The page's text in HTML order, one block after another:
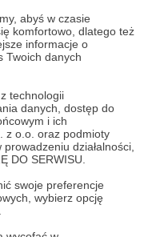
abyś w czasie
komfortowo, dlatego też
informacje o
Twoich danych
technologii
danych, dostęp do
i ich
z o.o. oraz podmioty
działalności,
DO SERWISU.
swoje preferencje
wybierz opcję